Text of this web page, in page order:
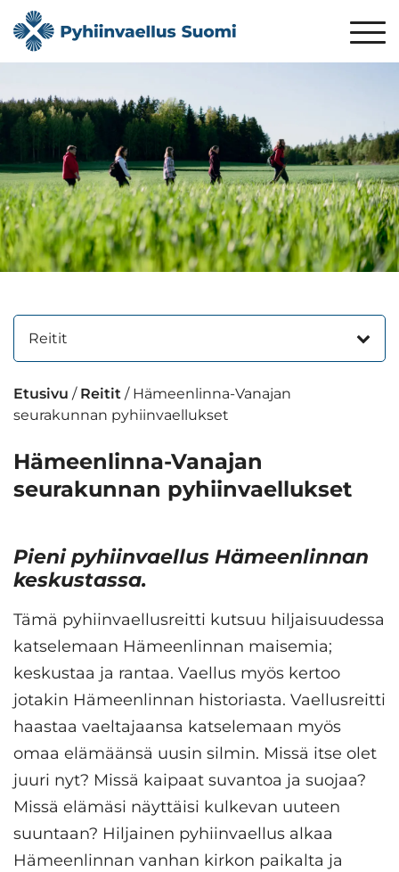
Reitit
Etusivu / Reitit / Hämeenlinna-Vanajan
seurakunnan pyhiinvaellukset
Hämeenlinna-Vanajan
seurakunnan pyhiinvaellukset
Pieni pyhiinvaellus Hämeenlinnan
keskustassa.
Tämä pyhiinvaellusreitti kutsuu hiljaisuudessa
katselemaan Hämeenlinnan maisemia;
keskustaa ja rantaa. Vaellus myös kertoo
jotakin Hämeenlinnan historiasta. Vaellusreitti
haastaa vaeltajaansa katselemaan myös
omaa elämäänsä uusin silmin. Missä itse olet
juuri nyt? Missä kaipaat suvantoa ja suojaa?
Missä elämäsi näyttäisi kulkevan uuteen
suuntaan? Hiljainen pyhiinvaellus alkaa
Hämeenlinnan vanhan kirkon paikalta ja